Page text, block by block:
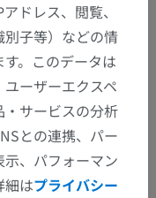
. 14th ed.
ドレス、閲覧、
子等）などの情
。このデータは
ーザーエクスペ
・サービスの分析
との連携、パー
、パフォーマン
細はプライバシー